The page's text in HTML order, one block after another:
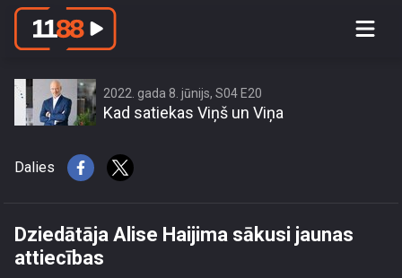
Dziedātāja Alise Haijima sākusi jaunas
2022. gada 8. jūnijs, S04 E20
Kad satiekas Viņš un Viņa
Dalies
Dziedātāja Alise Haijima sākusi jaunas
attiecības